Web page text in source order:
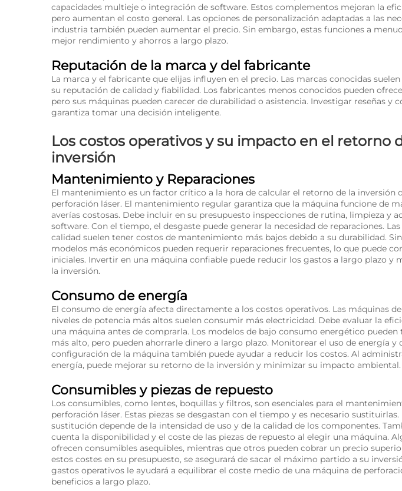
capacidades multieje o integración de software. Estos complementos mejoran la
pero aumentan el costo general. Las opciones de personalización adaptadas a las
industria también pueden aumentar el precio. Sin embargo, estas funciones a
mejor rendimiento y ahorros a largo plazo.
Reputación de la marca y del fabricante
La marca y el fabricante que elijas influyen en el precio. Las marcas conocidas
su reputación de calidad y fiabilidad. Los fabricantes menos conocidos pueden
pero sus máquinas pueden carecer de durabilidad o asistencia. Investigar reseñas y
garantiza tomar una decisión inteligente.
Los costos operativos y su impacto en el retorno
inversión
Mantenimiento y Reparaciones
El mantenimiento es un factor crítico a la hora de calcular el retorno de la inversión
perforación láser. El mantenimiento regular garantiza que la máquina funcione de
averías costosas. Debe incluir en su presupuesto inspecciones de rutina, limpieza y
software. Con el tiempo, el desgaste puede generar la necesidad de reparaciones.
calidad suelen tener costos de mantenimiento más bajos debido a su durabilidad.
modelos más económicos pueden requerir reparaciones frecuentes, lo que puede
iniciales. Invertir en una máquina confiable puede reducir los gastos a largo plazo y
la inversión.
Consumo de energía
El consumo de energía afecta directamente a los costos operativos. Las máquinas
niveles de potencia más altos suelen consumir más electricidad. Debe evaluar la
una máquina antes de comprarla. Los modelos de bajo consumo energético
más alto, pero pueden ahorrarle dinero a largo plazo. Monitorear el uso de energía y
configuración de la máquina también puede ayudar a reducir los costos. Al
energía, puede mejorar su retorno de la inversión y minimizar su impacto ambiental.
Consumibles y piezas de repuesto
Los consumibles, como lentes, boquillas y filtros, son esenciales para el
perforación láser. Estas piezas se desgastan con el tiempo y es necesario
sustitución depende de la intensidad de uso y de la calidad de los componentes.
cuenta la disponibilidad y el coste de las piezas de repuesto al elegir una máquina.
ofrecen consumibles asequibles, mientras que otros pueden cobrar un precio
estos costes en su presupuesto, se asegurará de sacar el máximo partido a su
gastos operativos le ayudará a equilibrar el coste medio de una máquina de
beneficios a largo plazo.